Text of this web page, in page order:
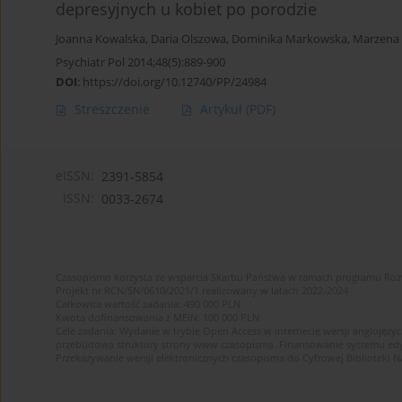
depresyjnych u kobiet po porodzie
Joanna Kowalska, Daria Olszowa, Dominika Markowska, Marzena
Psychiatr Pol 2014;48(5):889-900
DOI: https://doi.org/10.12740/PP/24984
Streszczenie Artykuł (PDF)
2391-5854
0033-2674